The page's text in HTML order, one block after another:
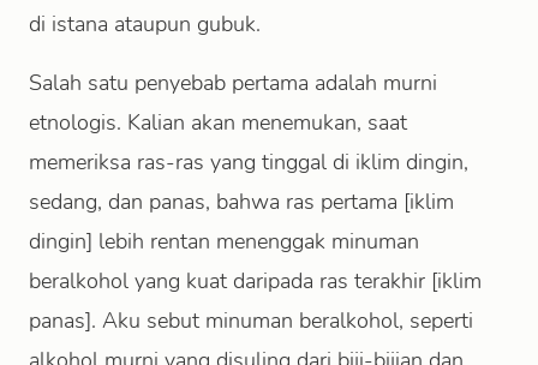
di istana ataupun gubuk.
Salah satu penyebab pertama adalah murni
etnologis. Kalian akan menemukan, saat
memeriksa ras-ras yang tinggal di iklim dingin,
sedang, dan panas, bahwa ras pertama [iklim
dingin] lebih rentan menenggak minuman
beralkohol yang kuat daripada ras terakhir [iklim
panas]. Aku sebut minuman beralkohol, seperti